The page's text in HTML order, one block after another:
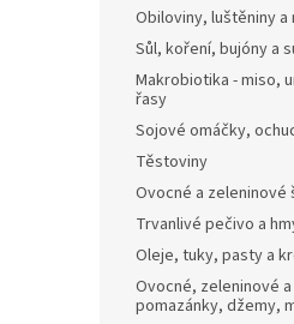
Obiloviny, luštěniny a
Sůl, koření, bujóny a
Makrobiotika - miso,
řasy
Sojové omáčky,
Těstoviny
Ovocné a
Trvanlivé pečivo a
Oleje, tuky, pasty a
Ovocné, zeleninové
pomazánky, džemy,